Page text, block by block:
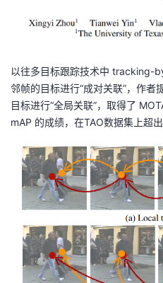
以往多目标跟踪技术中 tracking-
邻帧的目标进行“成对关联”，作者
目标进行“全局关联”，取得了
mAP 的成绩，在TAO数据集上超